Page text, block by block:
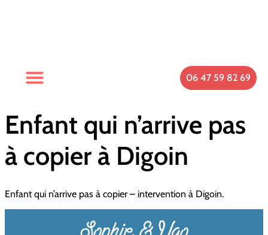
06 47 59 82 69
Enfant qui n’arrive pas
à copier à Digoin
Enfant qui n’arrive pas à copier – intervention à Digoin.